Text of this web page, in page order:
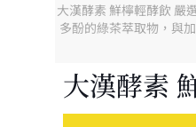
大漢酵素 鮮檸輕酵飲 嚴
多酚的綠茶萃取物，與
大漢酵素